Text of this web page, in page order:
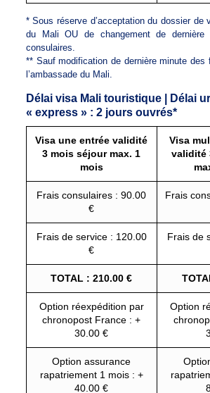
* Sous réserve d’acceptation du dossier de
du Mali OU de changement de dernière
consulaires.
** Sauf modification de dernière minute des
l’ambassade du Mali.
Délai visa Mali touristique | Délai
« express » : 2 jours ouvrés*
Visa une entrée validité
3 mois séjour max. 1
mois
Visa
validité
Frais consulaires : 90.00
€
Frais
Frais de service : 120.00
€
Frais de
TOTAL : 210.00 €
Option réexpédition par
chronopost France : +
30.00 €
Option
Option assurance
rapatriement 1 mois : +
40.00 €